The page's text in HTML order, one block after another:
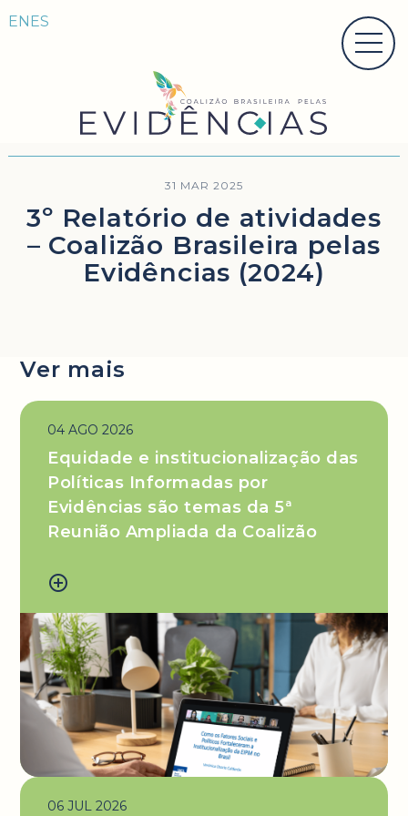
ENES
31 MAR 2025
3º Relatório de atividades
– Coalizão Brasileira pelas
Evidências (2024)
Ver mais
04 AGO 2026
Equidade e institucionalização das
Políticas Informadas por
Evidências são temas da 5ª
Reunião Ampliada da Coalizão
add_circle_outline
06 JUL 2026